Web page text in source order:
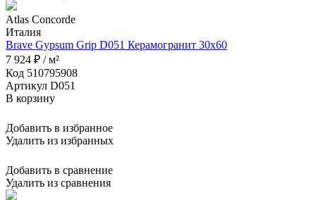
Atlas Concorde
Италия
Brave Gypsum Grip D051 Керамогранит 30x60
7 924 ₽ / м²
Код 510795908
Артикул D051
В корзину
Добавить в избранное
Удалить из избранных
Добавить в сравнение
Удалить из сравнения